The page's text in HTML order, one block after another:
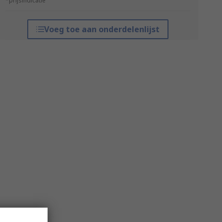
Voeg toe aan onderdelenlijst